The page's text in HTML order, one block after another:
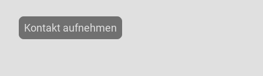
Kontakt aufnehmen